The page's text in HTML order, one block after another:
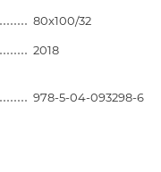
80x100/32
2018
978-5-04-093298-6